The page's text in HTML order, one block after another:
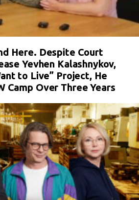
Here. Despite Court
Yevhen Kalashnykov,
to Live” Project, He
Camp Over Three Years